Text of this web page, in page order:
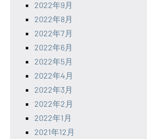
2022年9月
2022年8月
2022年7月
2022年6月
2022年5月
2022年4月
2022年3月
2022年2月
2022年1月
2021年12月